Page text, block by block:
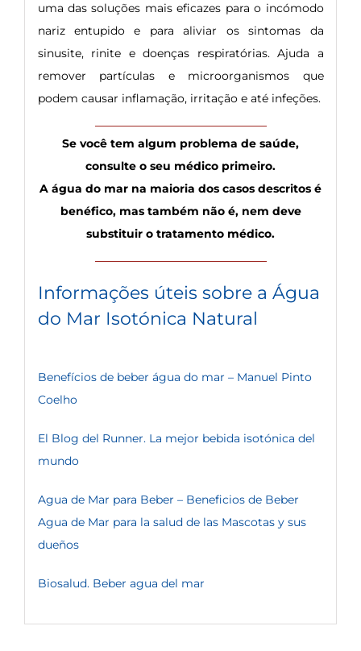
uma das soluções mais eficazes para o incómodo
nariz entupido e para aliviar os sintomas da
sinusite, rinite e doenças respiratórias. Ajuda a
remover partículas e microorganismos que
podem causar inflamação, irritação e até infeções.
Se você tem algum problema de saúde,
consulte o seu médico primeiro.
A água do mar na maioria dos casos descritos é
benéfico, mas também não é, nem deve
substituir o tratamento médico.
Informações úteis sobre a Água
do Mar Isotónica Natural
Benefícios de beber água do mar – Manuel Pinto
Coelho
El Blog del Runner. La mejor bebida isotónica del
mundo
Agua de Mar para Beber – Beneficios de Beber
Agua de Mar para la salud de las Mascotas y sus
dueños
Biosalud. Beber agua del mar